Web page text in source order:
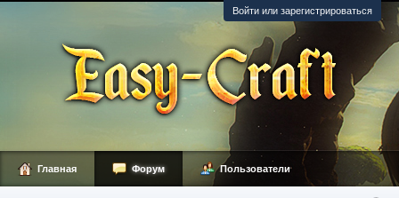
Войти или зарегистрироваться
Главная Форум Пользователи